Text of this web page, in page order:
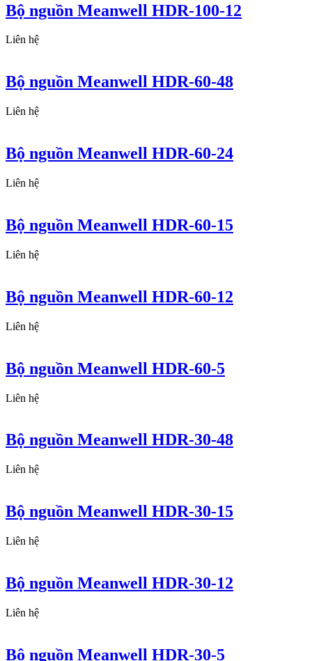
Bộ nguồn Meanwell HDR-100-12
Liên hệ
Bộ nguồn Meanwell HDR-60-48
Liên hệ
Bộ nguồn Meanwell HDR-60-24
Liên hệ
Bộ nguồn Meanwell HDR-60-15
Liên hệ
Bộ nguồn Meanwell HDR-60-12
Liên hệ
Bộ nguồn Meanwell HDR-60-5
Liên hệ
Bộ nguồn Meanwell HDR-30-48
Liên hệ
Bộ nguồn Meanwell HDR-30-15
Liên hệ
Bộ nguồn Meanwell HDR-30-12
Liên hệ
Bộ nguồn Meanwell HDR-30-5